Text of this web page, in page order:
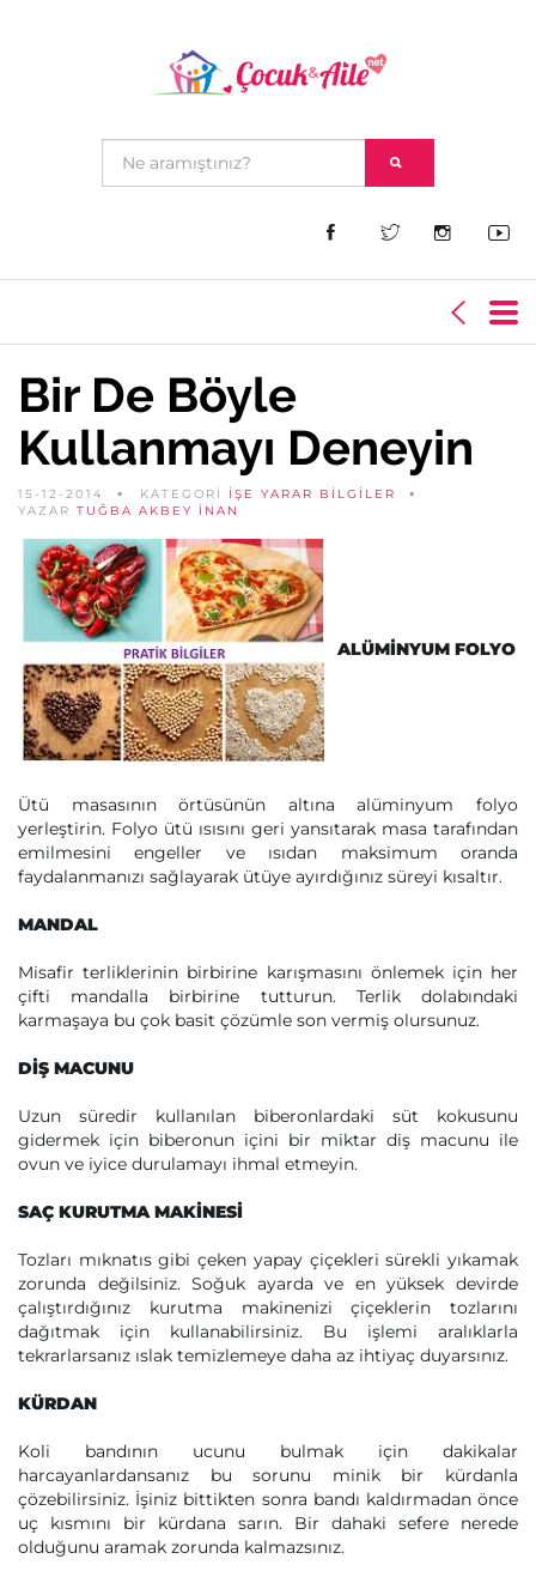
Bir De Böyle
Kullanmayı Deneyin
15-12-2014 KATEGORİ İŞE YARAR BILGILER
YAZAR TUĞBA AKBEY İNAN
ALÜMİNYUM FOLYO
Ütü masasının örtüsünün altına alüminyum folyo
yerleştirin. Folyo ütü ısısını geri yansıtarak masa tarafından
emilmesini engeller ve ısıdan maksimum oranda
faydalanmanızı sağlayarak ütüye ayırdığınız süreyi kısaltır.
MANDAL
Misafir terliklerinin birbirine karışmasını önlemek için her
çifti mandalla birbirine tutturun. Terlik dolabındaki
karmaşaya bu çok basit çözümle son vermiş olursunuz.
DİŞ MACUNU
Uzun süredir kullanılan biberonlardaki süt kokusunu
gidermek için biberonun içini bir miktar diş macunu ile
ovun ve iyice durulamayı ihmal etmeyin.
SAÇ KURUTMA MAKİNESİ
Tozları mıknatıs gibi çeken yapay çiçekleri sürekli yıkamak
zorunda değilsiniz. Soğuk ayarda ve en yüksek devirde
çalıştırdığınız kurutma makinenizi çiçeklerin tozlarını
dağıtmak için kullanabilirsiniz. Bu işlemi aralıklarla
tekrarlarsanız ıslak temizlemeye daha az ihtiyaç duyarsınız.
KÜRDAN
Koli bandının ucunu bulmak için dakikalar
harcayanlardansanız bu sorunu minik bir kürdanla
çözebilirsiniz. İşiniz bittikten sonra bandı kaldırmadan önce
uç kısmını bir kürdana sarın. Bir dahaki sefere nerede
olduğunu aramak zorunda kalmazsınız.